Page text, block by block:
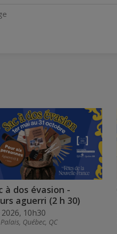
à dos évasion -
aguerri (2 h 30)
10h30
Québec, QC